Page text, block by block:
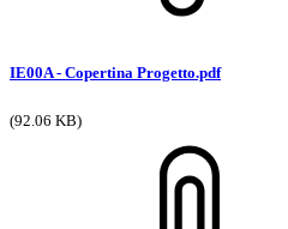
IE00A - Copertina Progetto.pdf
(92.06 KB)